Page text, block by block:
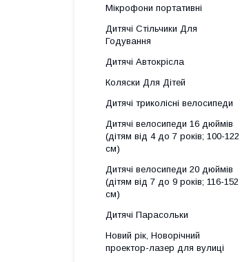
Мікрофони портативні
Дитячі Стільчики Для
Годування
Дитячі Автокрісла
Коляски Для Дітей
Дитячі триколісні велосипеди
Дитячі велосипеди 16 дюймів
(дітям від 4 до 7 років; 100-122
см)
Дитячі велосипеди 20 дюймів
(дітям від 7 до 9 років; 116-152
см)
Дитячі Парасольки
Новий рік, Новорічний
проектор-лазер для вулиці